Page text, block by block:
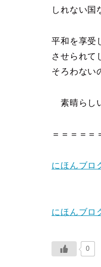
しれない国
平和を享受
させられて
そろわない
素晴らし
＝＝＝＝＝
にほんブロ
にほんブロ
0